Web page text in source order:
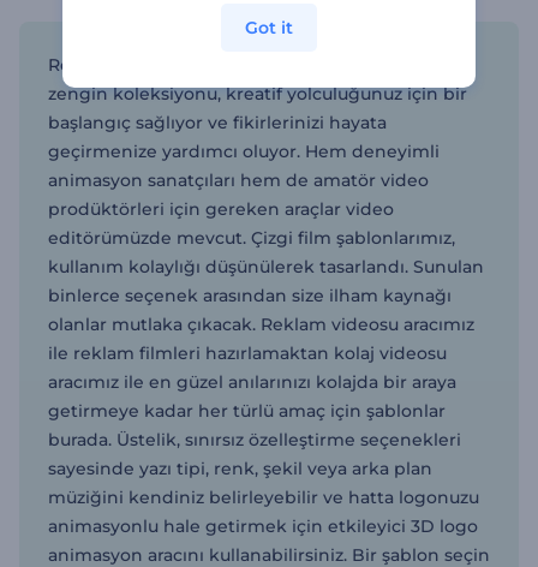
Renderforest'ın çizgi film şablonlarından oluşan
zengin koleksiyonu, kreatif yolculuğunuz için bir
başlangıç sağlıyor ve fikirlerinizi hayata
geçirmenize yardımcı oluyor. Hem deneyimli
animasyon sanatçıları hem de amatör video
prodüktörleri için gereken araçlar video
editörümüzde mevcut. Çizgi film şablonlarımız,
kullanım kolaylığı düşünülerek tasarlandı. Sunulan
binlerce seçenek arasından size ilham kaynağı
olanlar mutlaka çıkacak. Reklam videosu aracımız
ile reklam filmleri hazırlamaktan kolaj videosu
aracımız ile en güzel anılarınızı kolajda bir araya
getirmeye kadar her türlü amaç için şablonlar
burada. Üstelik, sınırsız özelleştirme seçenekleri
sayesinde yazı tipi, renk, şekil veya arka plan
müziğini kendiniz belirleyebilir ve hatta logonuzu
animasyonlu hale getirmek için etkileyici 3D logo
animasyon aracını kullanabilirsiniz. Bir şablon seçin
Got it